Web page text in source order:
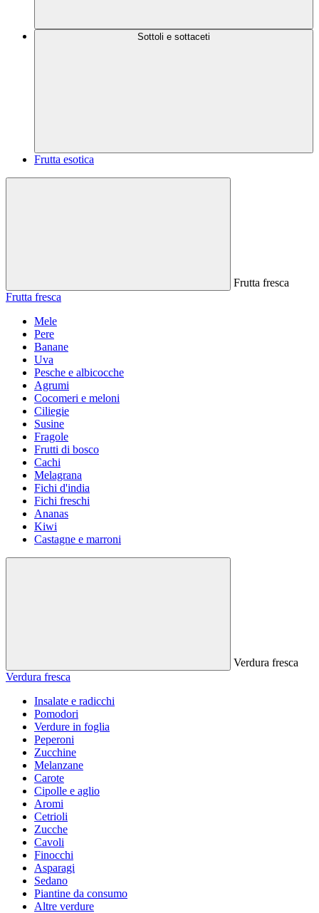
Sottoli e sottaceti
Frutta esotica
Frutta fresca
Frutta fresca
Mele
Pere
Banane
Uva
Pesche e albicocche
Agrumi
Cocomeri e meloni
Ciliegie
Susine
Fragole
Frutti di bosco
Cachi
Melagrana
Fichi d'india
Fichi freschi
Ananas
Kiwi
Castagne e marroni
Verdura fresca
Verdura fresca
Insalate e radicchi
Pomodori
Verdure in foglia
Peperoni
Zucchine
Melanzane
Carote
Cipolle e aglio
Aromi
Cetrioli
Zucche
Cavoli
Finocchi
Asparagi
Sedano
Piantine da consumo
Altre verdure